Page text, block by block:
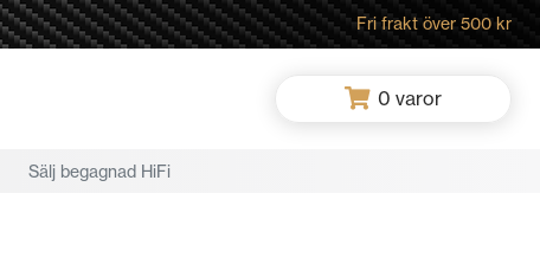
Fri frakt över 500 kr
0 varor
Sälj begagnad HiFi